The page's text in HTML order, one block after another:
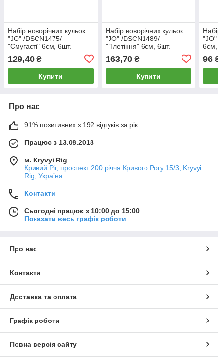
Набір новорічних кульок
"JO" /DSCN1475/
"Смугасті" 6см, 6шт.
129,40 ₴
Купити
Набір новорічних кульок
"JO" /DSCN1489/
"Плетіння" 6см, 6шт.
163,70₴
Купити
96
Про нас
91% позитивних з 192 відгуків за рік
Працює з 13.08.2018
м. Kryvyi Rig
Кривий Ріг, проспект 200 річчя Кривого Рогу 15/3, Kryvyi
Rig, Україна
Контакти
Сьогодні працює з 10:00 до 15:00
Показати весь графік роботи
Про нас
Контакти
Доставка та оплата
Графік роботи
Повна версія сайту